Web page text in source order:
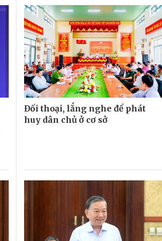
Đối thoại, lắng nghe để phát
huy dân chủ ở cơ sở